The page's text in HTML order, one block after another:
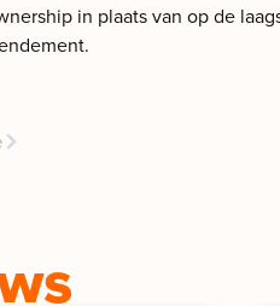
in plaats van op de